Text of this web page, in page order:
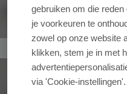
Bekijk deze auto
gebruiken om die
je voorkeuren te
zowel op onze website
klikken, stem je in met
via 'Cookie-instellingen'.